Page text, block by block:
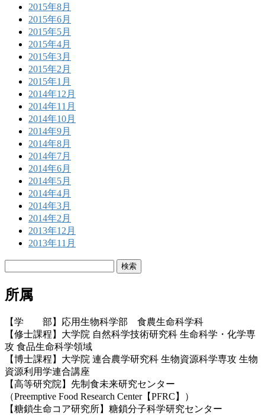
2015年8月
2015年6月
2015年5月
2015年4月
2015年3月
2015年2月
2015年1月
2014年12月
2014年11月
2014年10月
2014年9月
2014年8月
2014年7月
2014年6月
2014年5月
2014年4月
2014年3月
2014年2月
2013年12月
2013年11月
所属
【学 部】応用生物科学部 食農生命科学科
【修士課程】大学院 自然科学技術研究科 生命科学・化学専
攻 食品生命科学領域
【博士課程】大学院 連合農学研究科 生物資源科学専攻 生物
資源利用学連合講座
【高等研究院】先制食未来研究センター
（Preemptive Food Research Center【PFRC】）
【糖鎖生命コア研究所】糖鎖分子科学研究センター